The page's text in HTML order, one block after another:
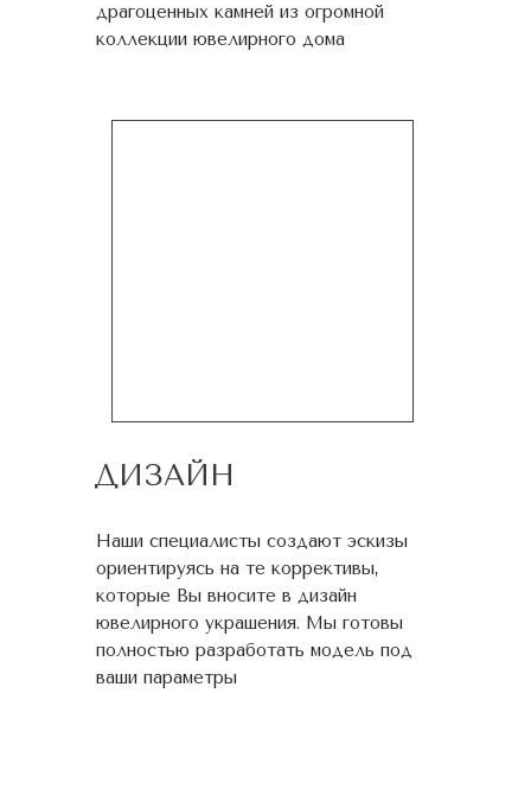
драгоценных камней из огромной
коллекции ювелирного дома
ДИЗАЙН
Наши специалисты создают эскизы
ориентируясь на те коррективы,
которые Вы вносите в дизайн
ювелирного украшения. Мы готовы
полностью разработать модель под
ваши параметры